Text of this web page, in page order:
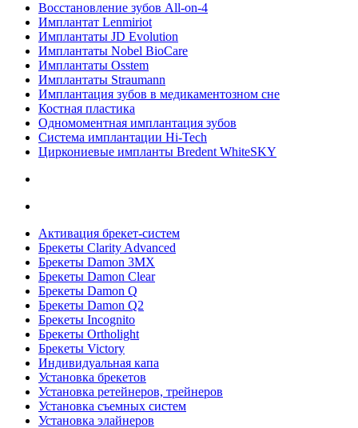
Восстановление зубов All‑on‑4
Имплантат Lenmiriot
Имплантаты JD Evolution
Имплантаты Nobel BioСare
Имплантаты Osstem
Имплантаты Straumann
Имплантация зубов в медикаментозном сне
Костная пластика
Одномоментная имплантация зубов
Система имплантации Hi-Tech
Циркониевые импланты Bredent WhiteSKY
Активация брекет-систем
Брекеты Clarity Advanced
Брекеты Damon 3MX
Брекеты Damon Clear
Брекеты Damon Q
Брекеты Damon Q2
Брекеты Incognito
Брекеты Ortholight
Брекеты Victory
Индивидуальная капа
Установка брекетов
Установка ретейнеров, трейнеров
Установка съемных систем
Установка элайнеров